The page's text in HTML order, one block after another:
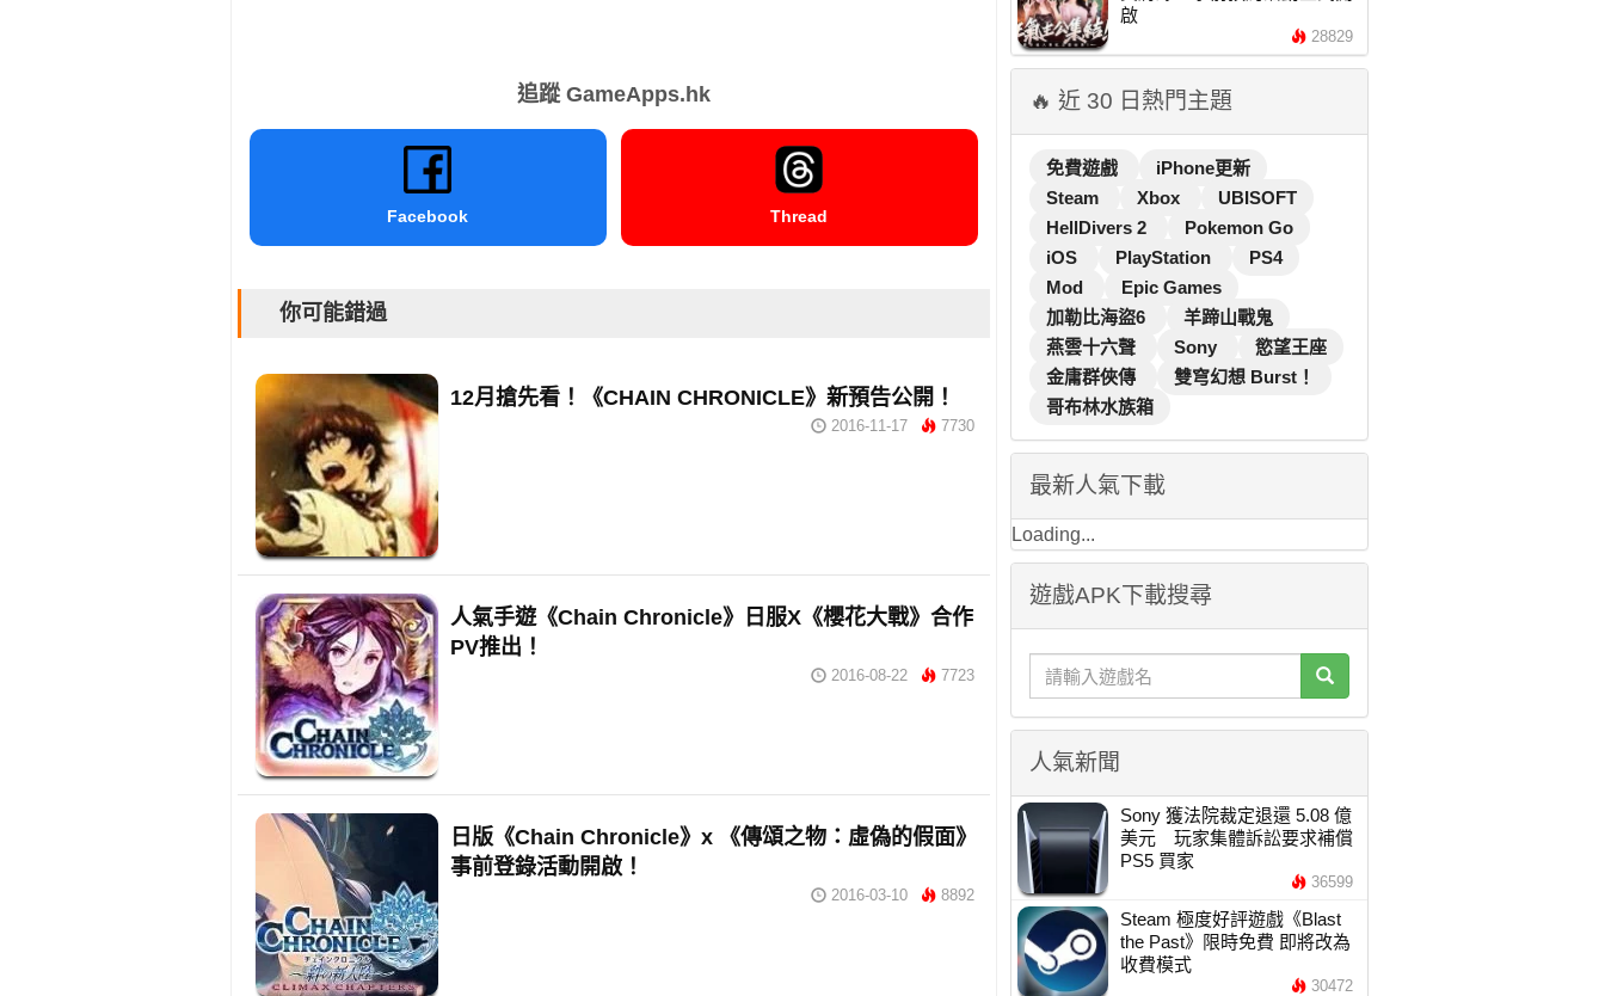
追蹤 GameApps.hk
Facebook Thread
你可能錯過
12月搶先看！《CHAIN CHRONICLE》新預告公開！
2016-11-17 7730
人氣手遊《Chain Chronicle》日服X《櫻花大戰》合作
PV推出！
2016-08-22 7723
日版《Chain Chronicle》x 《傳頌之物：虛偽的假面》
事前登錄活動開啟！
2016-03-10 8892
啟
28829
🔥 近 30 日熱門主題
免費遊戲
iPhone更新
Steam
Xbox
UBISOFT
HellDivers 2
Pokemon Go
iOS
PlayStation
PS4
Mod
Epic Games
加勒比海盜6
羊蹄山戰鬼
燕雲十六聲
Sony
慾望王座
金庸群俠傳
雙穹幻想 Burst！
哥布林水族箱
最新人氣下載
Loading...
遊戲APK下載搜尋
人氣新聞
Sony 獲法院裁定退還 5.08 億
美元 玩家集體訴訟要求補償
PS5 買家
36599
Steam 極度好評遊戲《Blast
the Past》限時免費 即將改為
收費模式
30472